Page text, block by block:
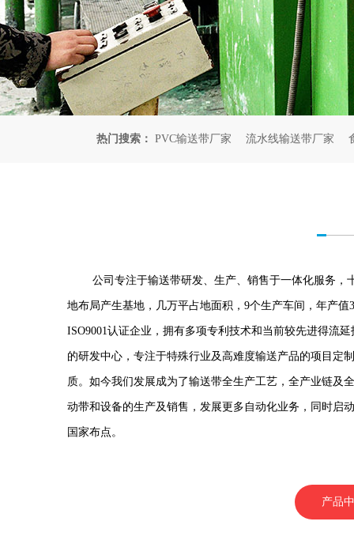
热门搜索： PVC输送带厂家 流水线输送带厂家
公司专注于输送带研发、生产、销售于一体化服务，
地布局产生基地，几万平占地面积，9个生产车间，年产值
ISO9001认证企业，拥有多项专利技术和当前较先进得流
的研发中心，专注于特殊行业及高难度输送产品的项目定
质。如今我们发展成为了输送带全生产工艺，全产业链及
动带和设备的生产及销售，发展更多自动化业务，同时启
国家布点。
产品